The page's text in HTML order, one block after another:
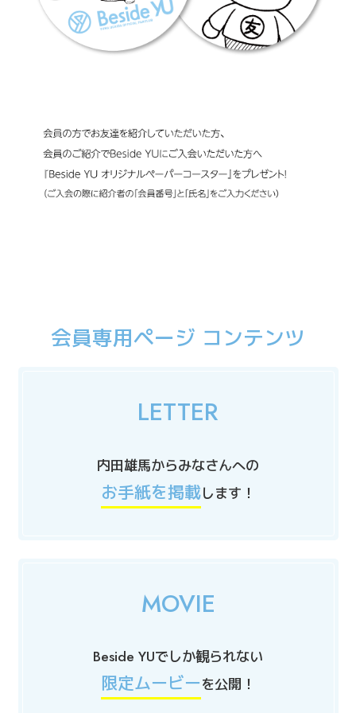
会員専用ページ コンテンツ
LETTER
内田雄馬からみなさんへの
お手紙を掲載します！
MOVIE
Beside YUでしか観られない
限定ムービーを公開！